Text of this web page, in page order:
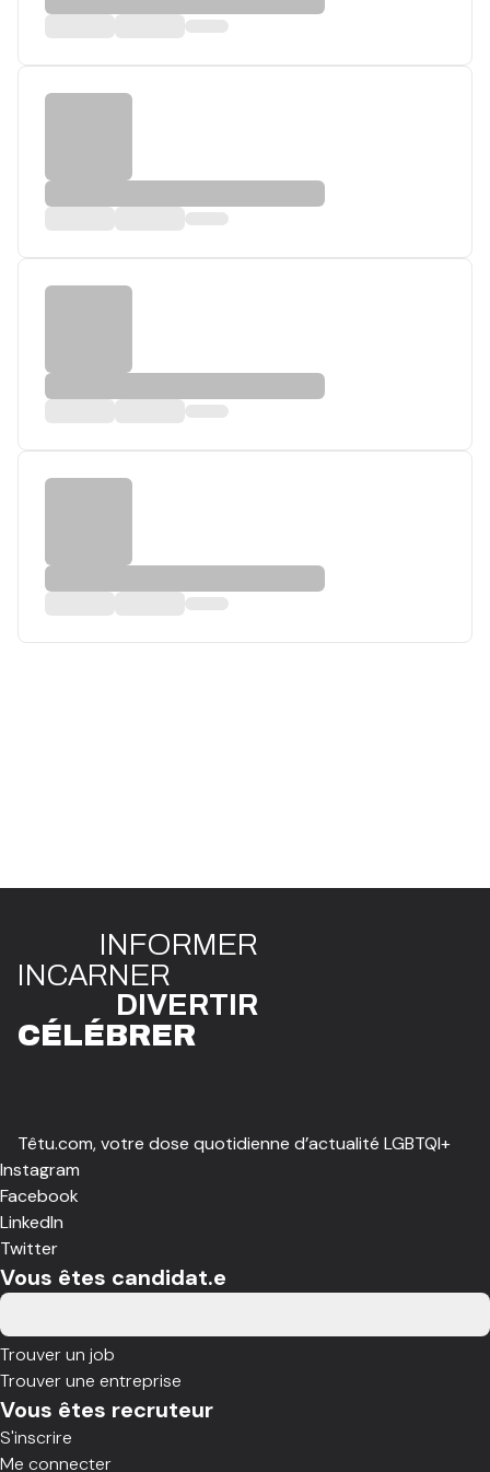
INFORMER
INCARNER
DIVERTIR
CÉLÉBRER
Têtu.com, votre dose quotidienne d’actualité LGBTQI+
Instagram
Facebook
LinkedIn
Twitter
Vous êtes candidat.e
Trouver un job
Trouver une entreprise
Vous êtes recruteur
S'inscrire
Me connecter